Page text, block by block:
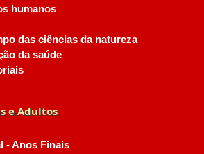
humanos
das ciências da natureza
da saúde
e Adultos
- Anos Finais